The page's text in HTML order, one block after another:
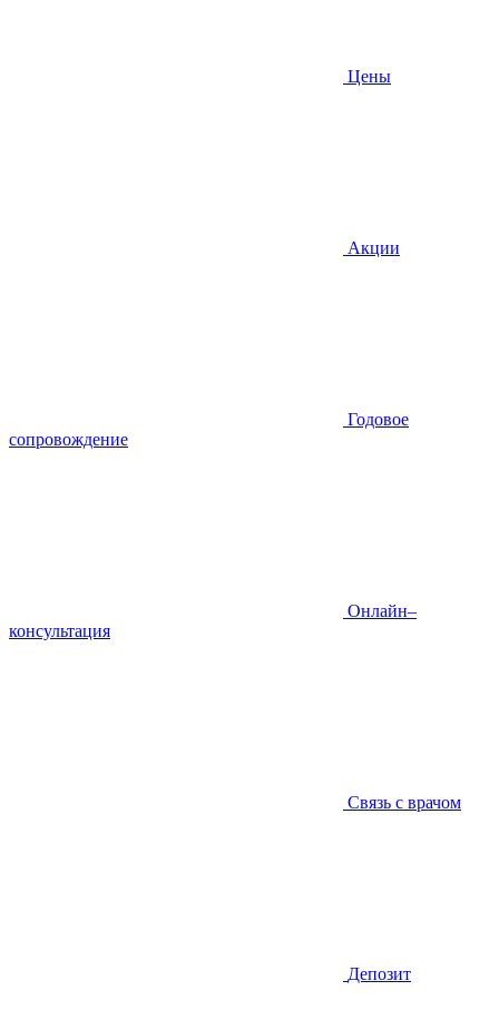
Цены
Акции
Годовое
сопровождение
Онлайн–
консультация
Связь с врачом
Депозит